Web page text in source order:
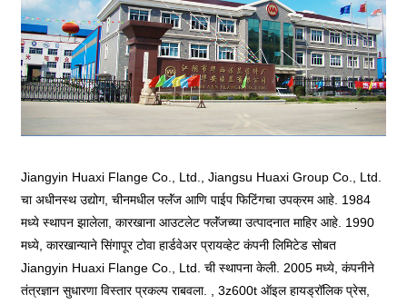
Jiangyin Huaxi Flange Co., Ltd., Jiangsu Huaxi Group Co., Ltd.
चा अधीनस्थ उद्योग, चीनमधील फ्लॅंज आणि पाईप फिटिंगचा उपक्रम आहे. 1984
मध्ये स्थापन झालेला, कारखाना आउटलेट फ्लॅंजच्या उत्पादनात माहिर आहे. 1990
मध्ये, कारखान्याने सिंगापूर टोवा हार्डवेअर प्रायव्हेट कंपनी लिमिटेड सोबत
Jiangyin Huaxi Flange Co., Ltd. ची स्थापना केली. 2005 मध्ये, कंपनीने
तंत्रज्ञान सुधारणा विस्तार प्रकल्प राबवला. , 3z600t ऑइल हायड्रॉलिक प्रेस,